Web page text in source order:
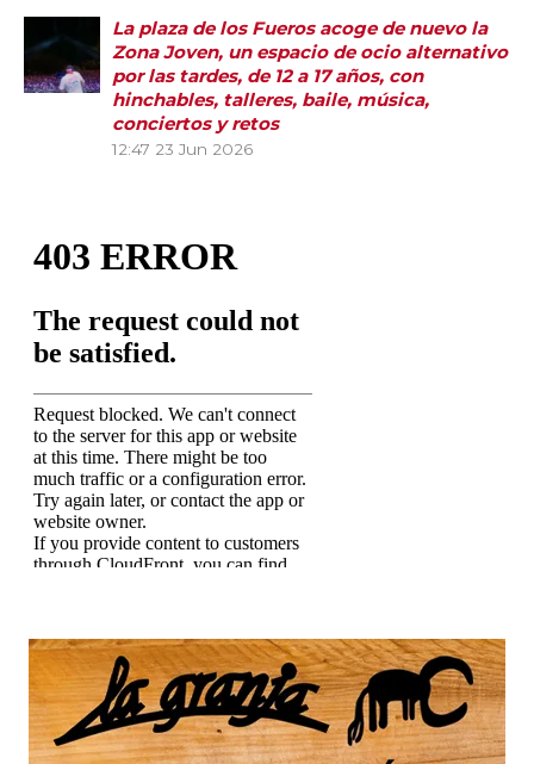
La plaza de los Fueros acoge de nuevo la
Zona Joven, un espacio de ocio alternativo
por las tardes, de 12 a 17 años, con
hinchables, talleres, baile, música,
conciertos y retos
12:47 23 Jun 2026